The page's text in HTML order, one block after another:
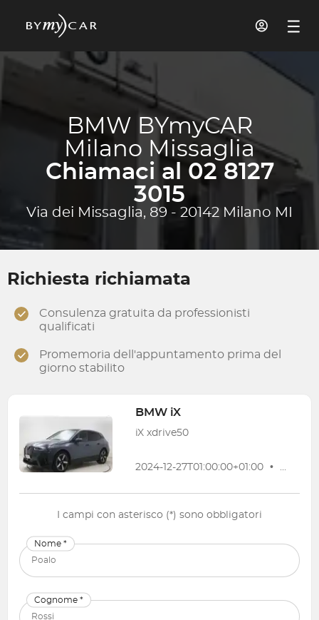
BMW BYmyCAR
Milano Missaglia
Chiamaci al 02 8127
3015
Via dei Missaglia, 89 - 20142 Milano MI
Richiesta richiamata
Consulenza gratuita da professionisti
qualificati
Promemoria dell'appuntamento prima del
giorno stabilito
BMW iX
iX xdrive50
2024-12-27T01:00:00+01:00 • 18 072
I campi con asterisco (*) sono obbligatori
Nome *
Cognome *